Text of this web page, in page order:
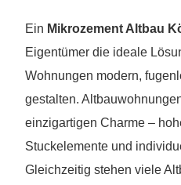
Ein Mikrozement Altbau
Eigentümer die ideale
Wohnungen modern,
gestalten.
einzigartigen Charme –
Stuckelemente und
Gleichzeitig stehen viele